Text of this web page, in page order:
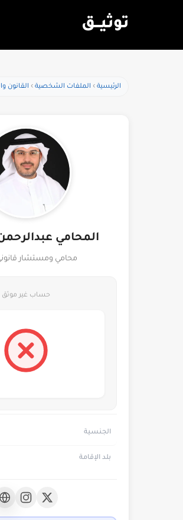
توثيـــق
الرئيسية الملفات الشخصية القانون
المحامي
محامي ومستشار
حساب غير موثق
الجنسية
بلد الإقامة